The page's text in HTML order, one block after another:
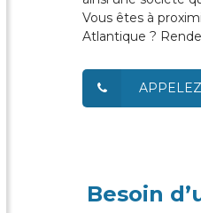
Vous êtes à
Atlantique ?
Besoin